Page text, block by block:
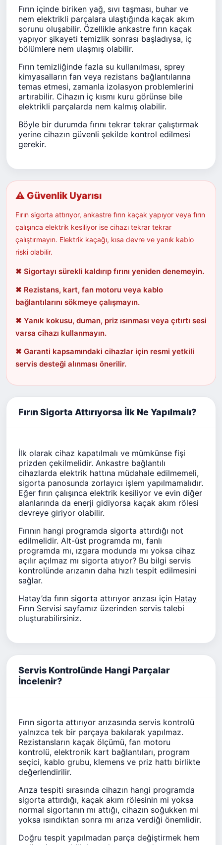
Fırın içinde biriken yağ, sıvı taşması, buhar ve
nem elektrikli parçalara ulaştığında kaçak akım
sorunu oluşabilir. Özellikle ankastre fırın kaçak
yapıyor şikayeti temizlik sonrası başladıysa, iç
bölümlere nem ulaşmış olabilir.
Fırın temizliğinde fazla su kullanılması, sprey
kimyasalların fan veya rezistans bağlantılarına
temas etmesi, zamanla izolasyon problemlerini
artırabilir. Cihazın iç kısmı kuru görünse bile
elektrikli parçalarda nem kalmış olabilir.
Böyle bir durumda fırını tekrar tekrar çalıştırmak
yerine cihazın güvenli şekilde kontrol edilmesi
gerekir.
⚠ Güvenlik Uyarısı
Fırın sigorta attırıyor, ankastre fırın kaçak yapıyor veya fırın
çalışınca elektrik kesiliyor ise cihazı tekrar tekrar
çalıştırmayın. Elektrik kaçağı, kısa devre ve yanık kablo
riski olabilir.
✖ Sigortayı sürekli kaldırıp fırını yeniden denemeyin.
✖ Rezistans, kart, fan motoru veya kablo
bağlantılarını sökmeye çalışmayın.
✖ Yanık kokusu, duman, priz ısınması veya çıtırtı sesi
varsa cihazı kullanmayın.
✖ Garanti kapsamındaki cihazlar için resmi yetkili
servis desteği alınması önerilir.
Fırın Sigorta Attırıyorsa İlk Ne Yapılmalı?
İlk olarak cihaz kapatılmalı ve mümkünse fişi
prizden çekilmelidir. Ankastre bağlantılı
cihazlarda elektrik hattına müdahale edilmemeli,
sigorta panosunda zorlayıcı işlem yapılmamalıdır.
Eğer fırın çalışınca elektrik kesiliyor ve evin diğer
alanlarında da enerji gidiyorsa kaçak akım rölesi
devreye giriyor olabilir.
Fırının hangi programda sigorta attırdığı not
edilmelidir. Alt-üst programda mı, fanlı
programda mı, ızgara modunda mı yoksa cihaz
açılır açılmaz mı sigorta atıyor? Bu bilgi servis
kontrolünde arızanın daha hızlı tespit edilmesini
sağlar.
Hatay’da fırın sigorta attırıyor arızası için Hatay
Fırın Servisi sayfamız üzerinden servis talebi
oluşturabilirsiniz.
Servis Kontrolünde Hangi Parçalar
İncelenir?
Fırın sigorta attırıyor arızasında servis kontrolü
yalnızca tek bir parçaya bakılarak yapılmaz.
Rezistansların kaçak ölçümü, fan motoru
kontrolü, elektronik kart bağlantıları, program
seçici, kablo grubu, klemens ve priz hattı birlikte
değerlendirilir.
Arıza tespiti sırasında cihazın hangi programda
sigorta attırdığı, kaçak akım rölesinin mi yoksa
normal sigortanın mı attığı, cihazın soğukken mi
yoksa ısındıktan sonra mı arıza verdiği önemlidir.
Doğru tespit yapılmadan parça değiştirmek hem